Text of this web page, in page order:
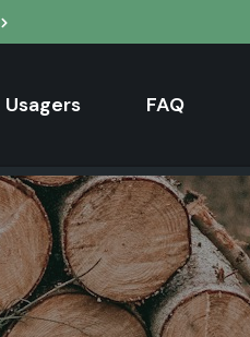
Usagers FAQ